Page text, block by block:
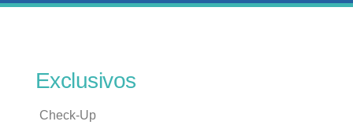
Exclusivos
Check-Up